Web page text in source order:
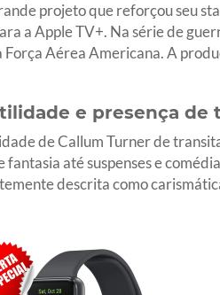
projeto que reforçou seu
a Apple TV+. Na série de
Força Aérea Americana. A
e presença de
de Callum Turner de
fantasia até suspenses e
descrita como